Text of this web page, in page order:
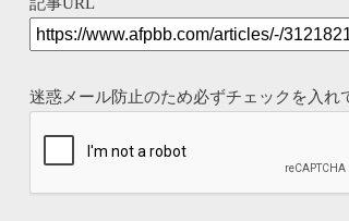
迷惑メール防止のため必ずチェックを入れ